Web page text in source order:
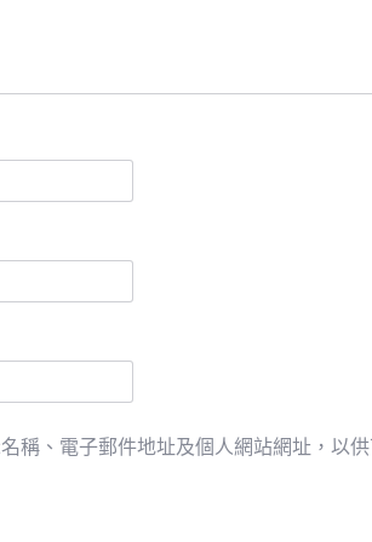
稱、電子郵件地址及個人網站網址，以